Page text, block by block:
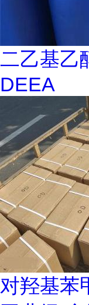
二乙基乙
DEEA
对羟基苯